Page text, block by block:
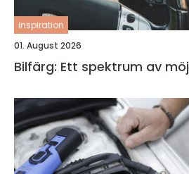
inspiration
01. August 2026
Bilfärg: Ett spektrum av